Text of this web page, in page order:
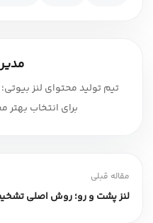
تیم تولید محتوای لنز
برای انتخاب
مقاله قبلی
لنز پشت و رو؛ روش اصلی